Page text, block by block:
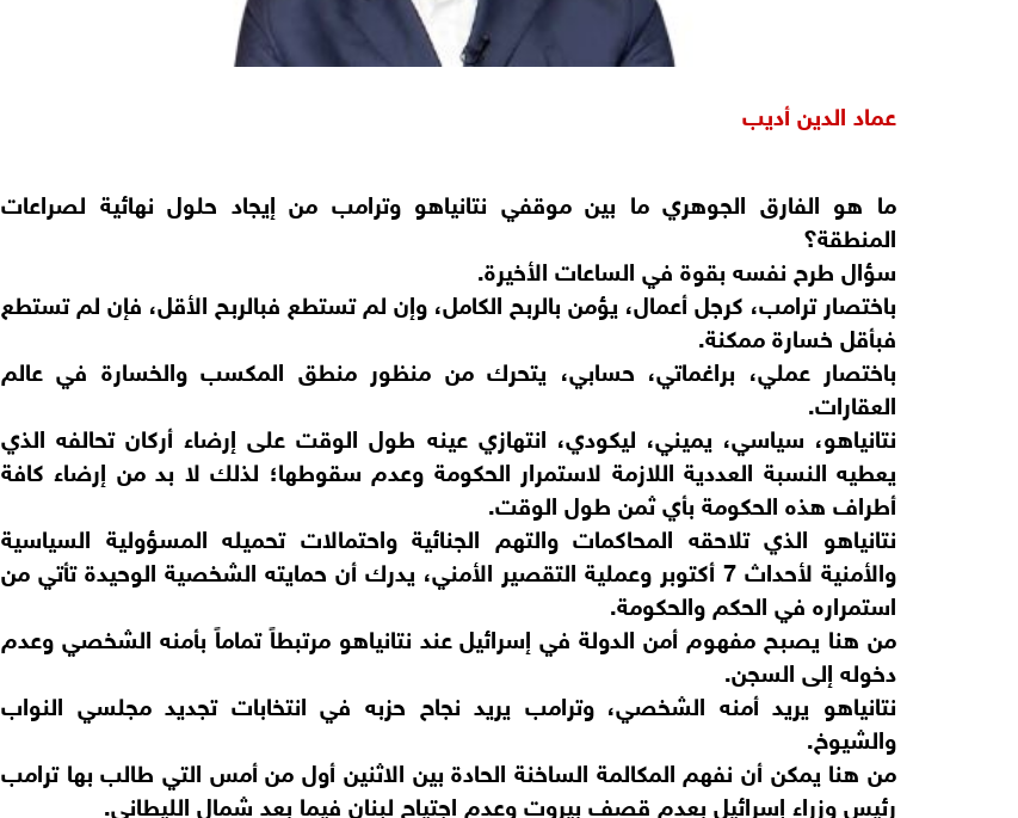
عماد الدين أديب
ما هو الفارق الجوهري ما بين موقفي نتانياهو وترامب من إيجاد حلول نهائية لصراعات
المنطقة؟
سؤال طرح نفسه بقوة في الساعات الأخيرة.
باختصار ترامب، كرجل أعمال، يؤمن بالربح الكامل، وإن لم تستطع فبالربح الأقل، فإن لم تستطع
فبأقل خسارة ممكنة.
باختصار عملي، براغماتي، حسابي، يتحرك من منظور منطق المكسب والخسارة في عالم
العقارات.
نتانياهو، سياسي، يميني، ليكودي، انتهازي عينه طول الوقت على إرضاء أركان تحالفه الذي
يعطيه النسبة العددية اللازمة لاستمرار الحكومة وعدم سقوطها؛ لذلك لا بد من إرضاء كافة
أطراف هذه الحكومة بأي ثمن طول الوقت.
نتانياهو الذي تلاحقه المحاكمات والتهم الجنائية واحتمالات تحميله المسؤولية السياسية
والأمنية لأحداث 7 أكتوبر وعملية التقصير الأمني، يدرك أن حمايته الشخصية الوحيدة تأتي من
استمراره في الحكم والحكومة.
من هنا يصبح مفهوم أمن الدولة في إسرائيل عند نتانياهو مرتبطاً تماماً بأمنه الشخصي وعدم
دخوله إلى السجن.
نتانياهو يريد أمنه الشخصي، وترامب يريد نجاح حزبه في انتخابات تجديد مجلسي النواب
والشيوخ.
من هنا يمكن أن نفهم المكالمة الساخنة الحادة بين الاثنين أول من أمس التي طالب بها ترامب
رئيس وزراء إسرائيل بعدم قصف بيروت وعدم اجتياح لبنان فيما بعد شمال الليطاني.